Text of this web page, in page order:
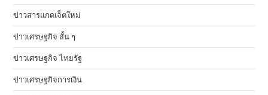
ข่าวสารแกดเจ็ตใหม่
ข่าวเศรษฐกิจ สั้น ๆ
ข่าวเศรษฐกิจ ไทยรัฐ
ข่าวเศรษฐกิจการเงิน